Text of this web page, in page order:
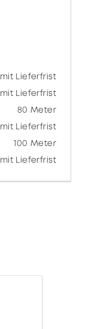
mit Lieferfrist
mit Lieferfrist
80 Meter
mit Lieferfrist
100 Meter
mit Lieferfrist